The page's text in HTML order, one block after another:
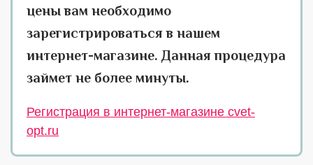
цены вам необходимо
зарегистрироваться в нашем
интернет-магазине. Данная процедура
займет не более минуты.
Регистрация в интернет-магазине cvet-
opt.ru